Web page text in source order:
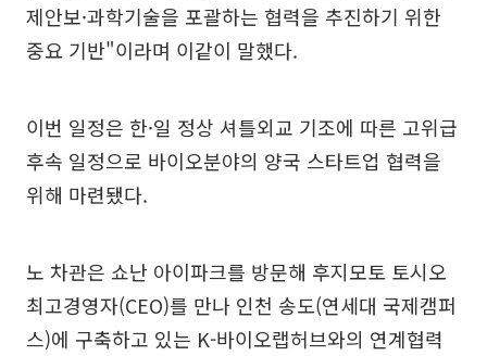
제안보·과학기술을 포괄하는 협력을 추진하기 위한
중요 기반"이라며 이같이 말했다.
이번 일정은 한·일 정상 셔틀외교 기조에 따른 고위급
후속 일정으로 바이오분야의 양국 스타트업 협력을
위해 마련됐다.
노 차관은 쇼난 아이파크를 방문해 후지모토 토시오
최고경영자(CEO)를 만나 인천 송도(연세대 국제캠퍼
스)에 구축하고 있는 K-바이오랩허브와의 연계협력